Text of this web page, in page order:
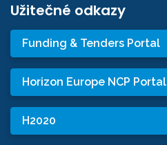
Užitečné odkazy
Funding & Tenders Portal
Horizon Europe NCP Portal
H2020